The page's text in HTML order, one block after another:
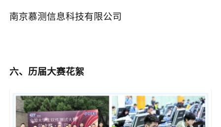
南京慕测信息科技有限公司
六、历届大赛花絮